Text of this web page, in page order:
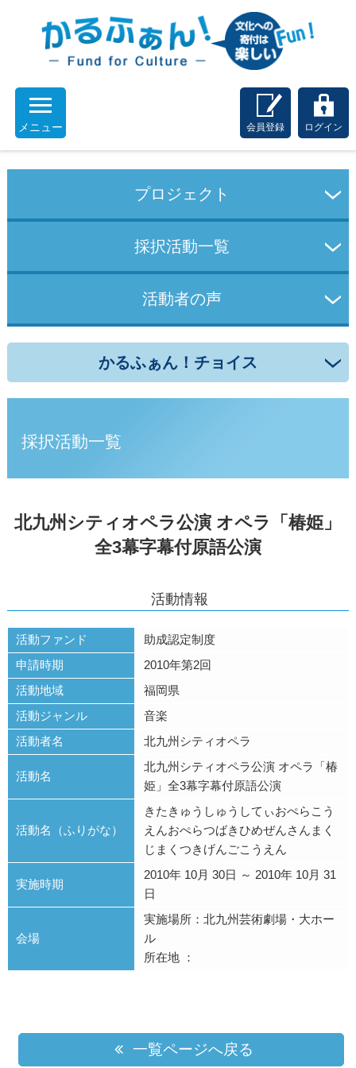
メニュー 会員登録 ログイン
プロジェクト
採択活動一覧
活動者の声
かるふぁん！チョイス
採択活動一覧
北九州シティオペラ公演 オペラ「椿姫」
全3幕字幕付原語公演
活動情報
活動ファンド
助成認定制度
申請時期
2010年第2回
活動地域
福岡県
活動ジャンル
音楽
活動者名
北九州シティオペラ
活動名
北九州シティオペラ公演 オペラ「椿
姫」全3幕字幕付原語公演
活動名（ふりがな）
きたきゅうしゅうしてぃおぺらこう
えんおぺらつばきひめぜんさんまく
じまくつきげんごこうえん
実施時期
2010年 10月 30日 ～ 2010年 10月 31
日
会場
実施場所：北九州芸術劇場・大ホー
ル
所在地 ：
一覧ページへ戻る